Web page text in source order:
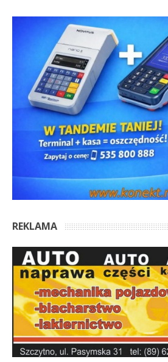
REKLAMA